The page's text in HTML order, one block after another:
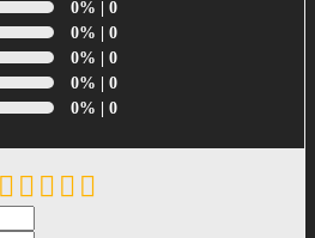
0% | 0
0% | 0
0% | 0
0% | 0
0% | 0